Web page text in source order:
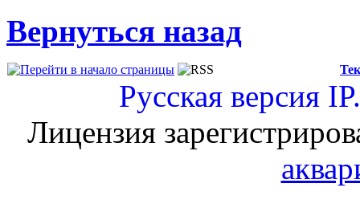
Вернуться назад
Русская версия
Лицензия